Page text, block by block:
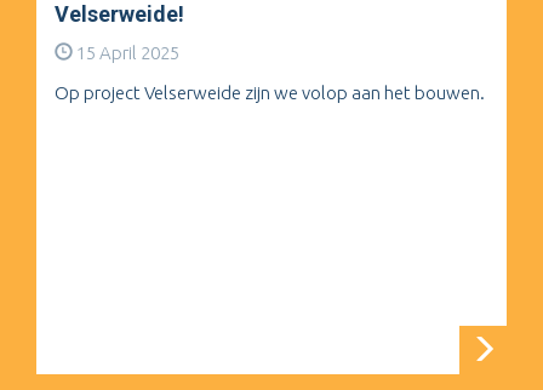
Velserweide!
15 April 2025
Op project Velserweide zijn we volop aan het bouwen.